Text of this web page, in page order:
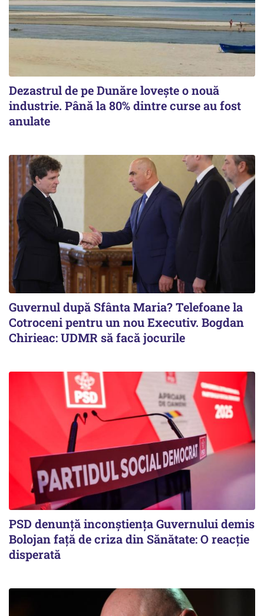
Dezastrul de pe Dunăre lovește o nouă
industrie. Până la 80% dintre curse au fost
anulate
Guvernul după Sfânta Maria? Telefoane la
Cotroceni pentru un nou Executiv. Bogdan
Chirieac: UDMR să facă jocurile
PSD denunță inconștiența Guvernului demis
Bolojan față de criza din Sănătate: O reacție
disperată